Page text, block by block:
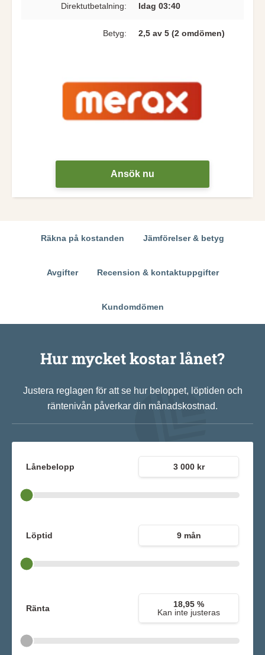
Direkt­utbetalning: Idag 03:40
Betyg: 2,5 av 5 (2 omdömen)
Ansök nu
Räkna på kostanden Jämförelser & betyg
Avgifter Recension & kontaktuppgifter
Kundomdömen
Hur mycket kostar lånet?
Justera reglagen för att se hur beloppet, löptiden och
räntenivån påverkar din månadskostnad.
Lånebelopp 3 000 kr
Löptid 9 mån
Ränta
18,95 %
Kan inte justeras